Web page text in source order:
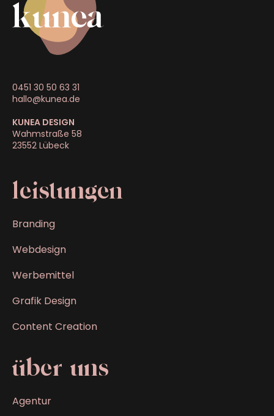
0451 30 50 63 31
hallo@kunea.de
KUNEA DESIGN
Wahmstraße 58
23552 Lübeck
leistungen
Branding
Webdesign
Werbemittel
Grafik Design
Content Creation
über uns
Agentur